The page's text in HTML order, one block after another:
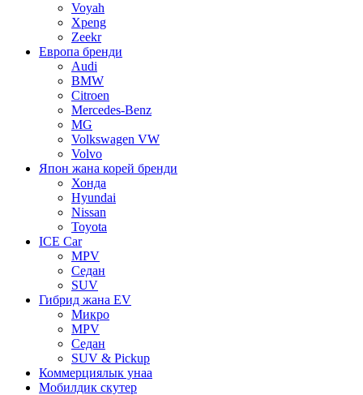
Voyah
Xpeng
Zeekr
Европа бренди
Audi
BMW
Citroen
Mercedes-Benz
MG
Volkswagen VW
Volvo
Япон жана корей бренди
Хонда
Hyundai
Nissan
Toyota
ICE Car
MPV
Седан
SUV
Гибрид жана EV
Микро
MPV
Седан
SUV & Pickup
Коммерциялык унаа
Мобилдик скутер